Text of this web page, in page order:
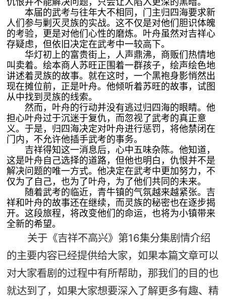
本届的武考与往年大不相同，门主归四海要求新
人们参与剿灭灵族的实战。这不仅是对他们胆识体魄
的考验，更是对他们心性的磨炼。叶舟虽然对吉祥心
存疑虑，但依旧决定在武考中一较高下。
华灯初上的富贵街上，人声鼎沸，商贩们热情地
叫卖着。绘本商人苏旺正围着一群孩子，绘声绘色地
讲述着灵族的故事。就在这时，一个黑袍身影悄然出
现在摊位前，正是叶舟。他倾听着苏旺的故事，试图
从中找到灵族的线索。
然而，叶舟的行动并没有逃过归四海的眼睛。他
担心叶舟过于沉迷于复仇，而忽视了武考的真正意
义。于是，归四海决定对叶舟进行惩罚，将他禁闭在
门内，不允许他插手武考的事务。
吉祥得知这一消息后，心中五味杂陈。他知道，
这是叶舟自己选择的道路，但他也明白，仇恨并不是
解决问题的唯一方式。他决定在武考中更加努力，不
仅为了自己，也为了叶舟，为了他们共同的未来。
随着武考的临近，青牛镇的气氛越来越紧张。吉
祥和叶舟的故事还在继续，而灵族的秘密也在逐步揭
开。这段旅程，将改变他们的命运，也将为小镇带来
全新的希望。
关于《吉祥不高兴》第16集分集剧情介绍
的主要内容已经提供给大家，如果本篇文章可以
对大家看剧的过程中有所帮助，那我们的目的也
就达到了，如果大家想要深入了解更多有趣、精